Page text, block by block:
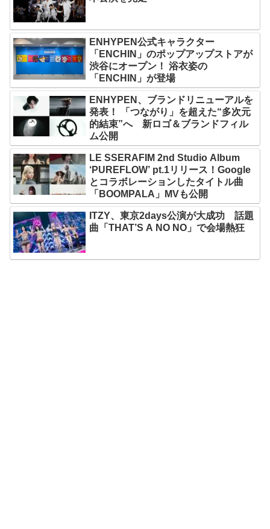
ENHYPEN公式キャラクター
「ENCHIN」のポップアップストアが
渋谷にオープン！ 浴衣姿の
「ENCHIN」が登場
ENHYPEN、ブランドリニューアルを
発表！ 「つながり」を超えた“多次元
的結束”へ 新ロゴ＆ブランドフィル
ム公開
LE SSERAFIM 2nd Studio Album
‘PUREFLOW’ pt.1リリース！Google
とコラボレーションしたタイトル曲
「BOOMPALA」MVも公開
ITZY、東京2days公演が大成功 話題
曲「THAT’S A NO NO」で会場熱狂